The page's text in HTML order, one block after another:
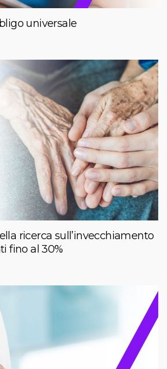
universale
ricerca sull’invecchiamento
fino al 30%